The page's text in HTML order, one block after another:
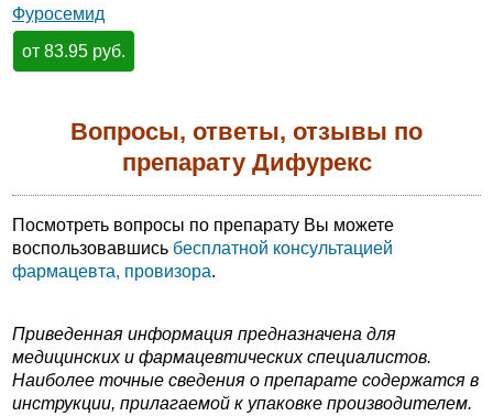
Фуросемид
от 83.95 руб.
Вопросы, ответы, отзывы по
препарату Дифурекс
Посмотреть вопросы по препарату Вы можете
воспользовавшись бесплатной консультацией
фармацевта, провизора.
Приведенная информация предназначена для
медицинских и фармацевтических специалистов.
Наиболее точные сведения о препарате содержатся в
инструкции, прилагаемой к упаковке производителем.